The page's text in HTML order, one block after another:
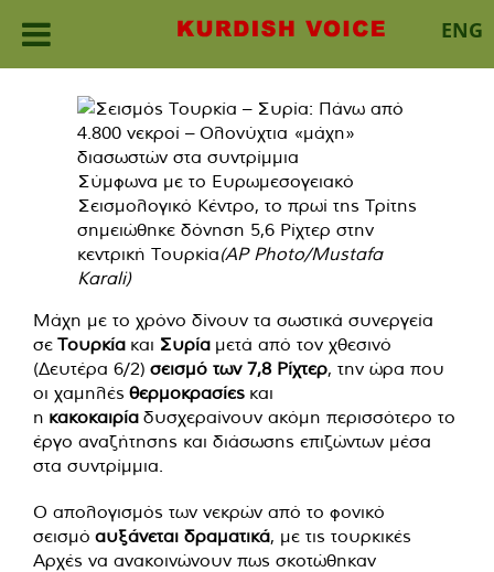
ENG
Σύμφωνα με το Ευρωμεσογειακό
Σεισμολογικό Κέντρο, το πρωί της Τρίτης
σημειώθηκε δόνηση 5,6 Ρίχτερ στην
κεντρική Τουρκία(AP Photo/Mustafa
Karali)
Μάχη με το χρόνο δίνουν τα σωστικά συνεργεία
σε Τουρκία και Συρία μετά από τον χθεσινό
(Δευτέρα 6/2) σεισμό των 7,8 Ρίχτερ, την ώρα που
οι χαμηλές θερμοκρασίες και
η κακοκαιρία δυσχεραίνουν ακόμη περισσότερο το
έργο αναζήτησης και διάσωσης επιζώντων μέσα
στα συντρίμμια.
Ο απολογισμός των νεκρών από το φονικό
σεισμό αυξάνεται δραματικά, με τις τουρκικές
Αρχές να ανακοινώνουν πως σκοτώθηκαν